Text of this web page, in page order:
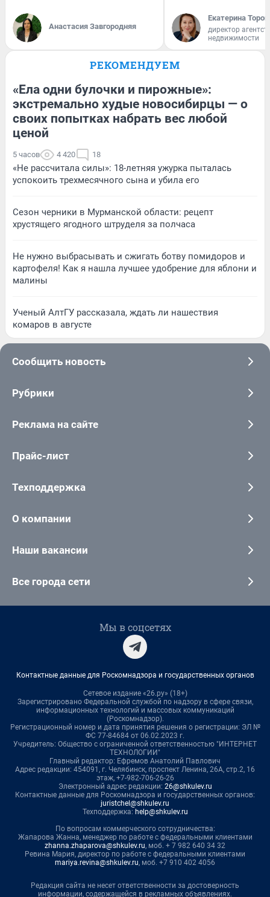
Анастасия Завгородняя
Екатерина
директор
недвижимости
РЕКОМЕНДУЕМ
«Ела одни булочки и пирожные»:
экстремально худые новосибирцы — о
своих попытках набрать вес любой
ценой
5 часов 4 420 18
«Не рассчитала силы»: 18-летняя ужурка пыталась
успокоить трехмесячного сына и убила его
Сезон черники в Мурманской области: рецепт
хрустящего ягодного штруделя за полчаса
Не нужно выбрасывать и сжигать ботву помидоров и
картофеля! Как я нашла лучшее удобрение для яблони и
малины
Ученый АлтГУ рассказала, ждать ли нашествия
комаров в августе
Сообщить новость
Рубрики
Реклама на сайте
Прайс-лист
Техподдержка
О компании
Наши вакансии
Все города сети
Мы в соцсетях
Контактные данные для Роскомнадзора и государственных органов
Сетевое издание «26.ру» (18+)
Зарегистрировано Федеральной службой по надзору в сфере связи,
информационных технологий и массовых коммуникаций
(Роскомнадзор).
Регистрационный номер и дата принятия решения о регистрации: ЭЛ №
ФС 77-84684 от 06.02.2023 г.
Учредитель: Общество с ограниченной ответственностью "ИНТЕРНЕТ
ТЕХНОЛОГИИ"
Главный редактор: Ефремов Анатолий Павлович
Адрес редакции: 454091, г. Челябинск, проспект Ленина, 26А, стр.2, 16
этаж, +7-982-706-26-26
Электронный адрес редакции: 26@shkulev.ru
Контактные данные для Роскомнадзора и государственных органов:
juristchel@shkulev.ru
Техподдержка: help@shkulev.ru
По вопросам коммерческого сотрудничества:
Жапарова Жанна, менеджер по работе с федеральными клиентами
zhanna.zhaparova@shkulev.ru, моб. + 7 982 640 34 32
Ревина Мария, директор по работе с федеральными клиентами
mariya.revina@shkulev.ru, моб. +7 910 402 4056
Редакция сайта не несет ответственности за достоверность
информации, содержащейся в рекламных объявлениях.